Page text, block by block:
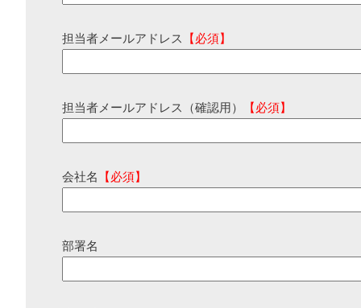
担当者メールアドレス 【必須】
担当者メールアドレス（確認用） 【必須】
会社名 【必須】
部署名